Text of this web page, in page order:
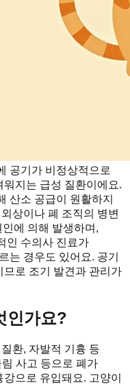
공기가 비정상적으로
지는 급성 질환이에요.
산소 공급이 원활하지
상이나 폐 조직의 병변
에 의해 발생하며,
인 수의사 진료가
는 경우도 있어요. 공기
로 조기 발견과 관리가
인가요?
환, 자발적 기흉 등
사고 등으로 폐가
으로 유입돼요. 고양이